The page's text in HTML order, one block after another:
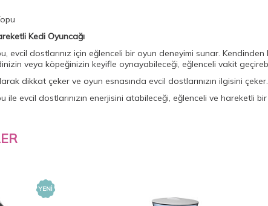
Kedi Oyuncağı
evcil dostlarınız için eğlenceli bir oyun deneyimi sunar.
veya köpeğinizin keyifle oynayabileceği, eğlenceli vakit
dikkat çeker ve oyun esnasında evcil dostlarınızın ilgisini
ile evcil dostlarınızın enerjisini atabileceği, eğlenceli ve hareketli
YENI